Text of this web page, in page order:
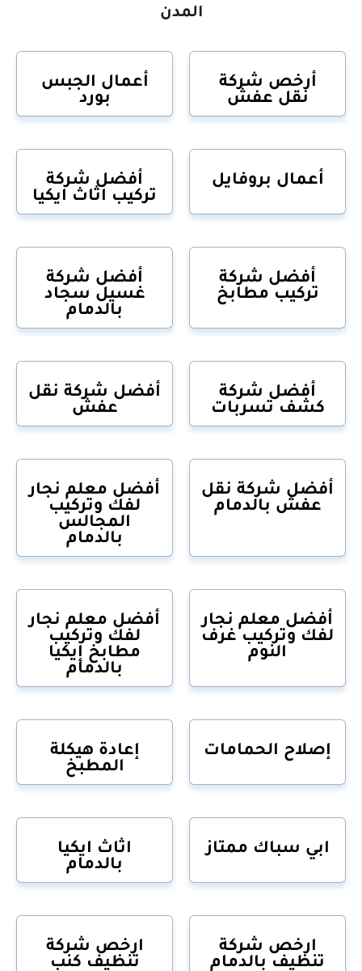
المدن
أرخص شركة
نقل عفش
أعمال الجبس
بورد
أعمال بروفايل
أفضل شركة
تركيب اثاث ايكيا
أفضل شركة
تركيب مطابخ
أفضل شركة
غسيل سجاد
بالدمام
أفضل شركة
كشف تسربات
أفضل شركة نقل
عفش
أفضل شركة نقل
عفش بالدمام
أفضل معلم نجار
لفك وتركيب
المجالس
بالدمام
أفضل معلم نجار
لفك وتركيب غرف
النوم
أفضل معلم نجار
لفك وتركيب
مطابخ إيكيا
بالدمام
إصلاح الحمامات
إعادة هيكلة
المطبخ
ابي سباك ممتاز
اثاث ايكيا
بالدمام
ارخص شركة
تنظيف بالدمام
ارخص شركة
تنظيف كنب